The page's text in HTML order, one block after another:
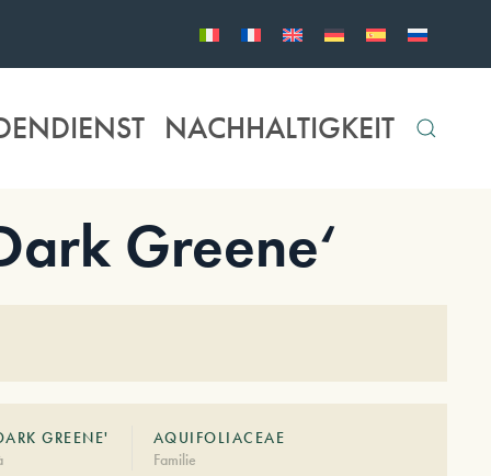
NACHHALTIGKEIT
Greene‘
GREENE'
AQUIFOLIACEAE
Familie